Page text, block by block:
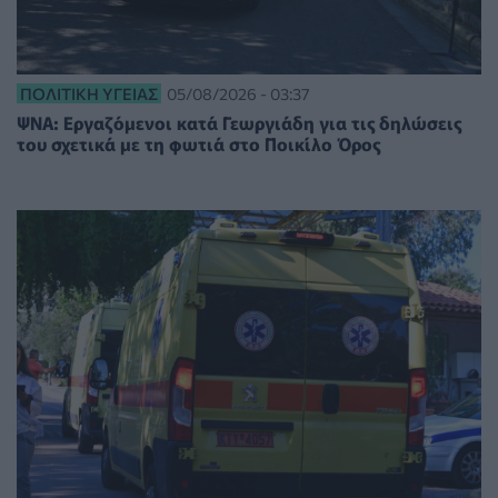
ΠΟΛΙΤΙΚΉ ΥΓΕΊΑΣ 05/08/2026 - 03:37
ΨΝΑ: Εργαζόμενοι κατά Γεωργιάδη για τις δηλώσεις
του σχετικά με τη φωτιά στο Ποικίλο Όρος